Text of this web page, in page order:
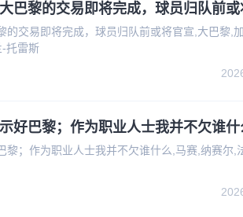
巴黎的交易即将完成，球员归队前
的交易即将完成，球员归队前或将官宣,大巴黎,
-托雷斯
好巴黎；作为职业人士我并不欠谁什
黎；作为职业人士我并不欠谁什么,马赛,纳赛尔,